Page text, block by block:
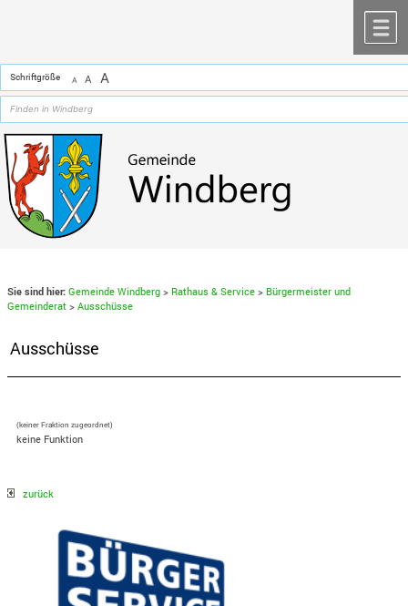
Schriftgröße A A A
Sie sind hier: Gemeinde Windberg > Rathaus & Service > Bürgermeister und
Gemeinderat >Ausschüsse
Ausschüsse
(keiner Fraktion zugeordnet)
keine Funktion
zurück